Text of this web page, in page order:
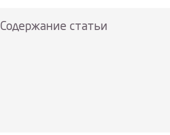
Содержание статьи